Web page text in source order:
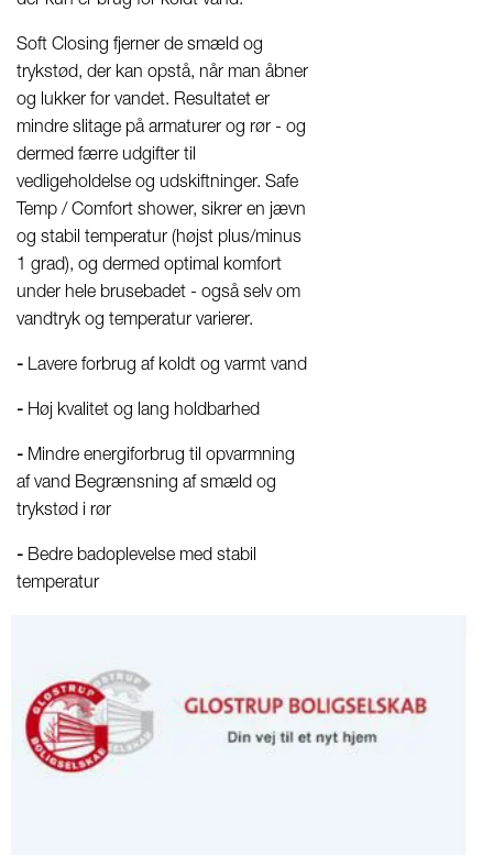
Soft Closing fjerner de smæld og
trykstød, der kan opstå, når man åbner
og lukker for vandet. Resultatet er
mindre slitage på armaturer og rør - og
dermed færre udgifter til
vedligeholdelse og udskiftninger. Safe
Temp / Comfort shower, sikrer en jævn
og stabil temperatur (højst plus/minus
1 grad), og dermed optimal komfort
under hele brusebadet - også selv om
vandtryk og temperatur varierer.
- Lavere forbrug af koldt og varmt vand
- Høj kvalitet og lang holdbarhed
- Mindre energiforbrug til opvarmning
af vand Begrænsning af smæld og
trykstød i rør
- Bedre badoplevelse med stabil
temperatur